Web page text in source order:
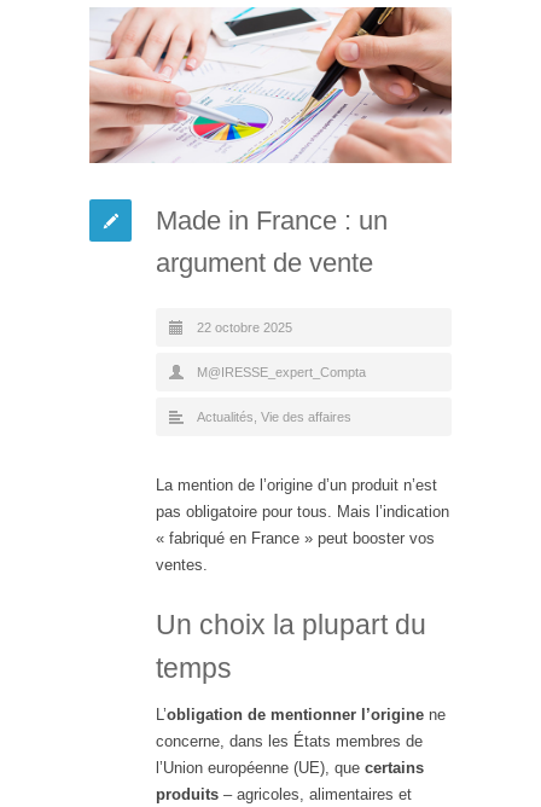
Made in France : un
argument de vente
22 octobre 2025
M@IRESSE_expert_Compta
Actualités Vie des affaires
La mention de l’origine d’un produit n’est
pas obligatoire pour tous. Mais l’indication
« fabriqué en France » peut booster vos
ventes.
Un choix la plupart du
temps
L’obligation de mentionner l’origine ne
concerne, dans les États membres de
l’Union européenne (UE), que certains
produits – agricoles, alimentaires et